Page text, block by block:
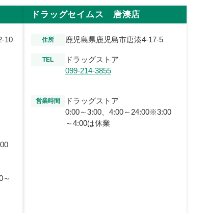
10
～
ドラッグセイムス 唐湊店
住所 鹿児島県鹿児島市唐湊4-17-5
TEL
ドラッグストア
099-214-3855
営業時間
ドラッグストア
0:00～3:00、4:00～24:00※3:00
～4:00は休業